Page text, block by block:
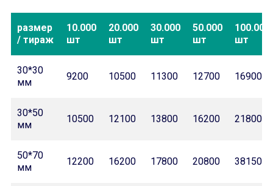
размер
/ тираж
10.000
шт
20.000
шт
30.000
шт
50.000
шт
100.000
шт
30*30
мм
9200 10500 11300 12700 16900
30*50
мм
10500 12100 13800 16200 21800
50*70
мм
12200 16200 17800 20800 38150